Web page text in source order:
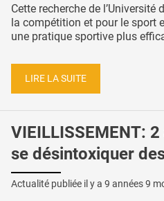
Cette recherche de
la compétition et pour le sport
une pratique sportive plus
LIRE LA SUITE
VIEILLISSEMENT:
se désintoxiquer
Actualité publiée il y a 9 années 9